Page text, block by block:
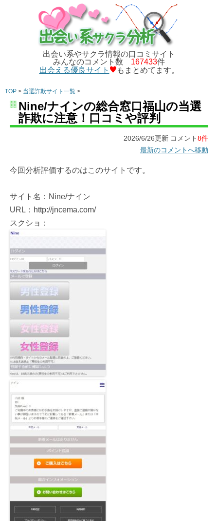
出会い系やサクラ情報の口コミサイト
みんなのコメント数 167433件
出会える優良サイト
もまとめてます。
TOP > 当選詐欺サイト一覧 >
Nine/ナインの総合窓口福山の当選
詐欺に注意！口コミや評判
2026/6/26更新 コメント8件
最新のコメントへ移動
今回分析評価するのはこのサイトです。
サイト名：Nine/ナイン
URL：http://jncema.com/
スクショ：